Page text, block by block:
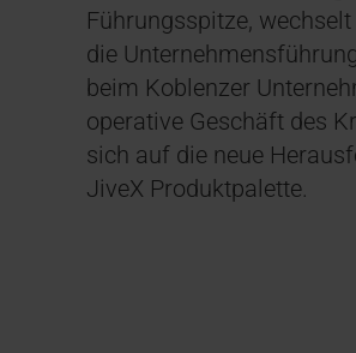
Führungsspitze,
die
beim Koblenzer
operative Geschäft des
sich auf die neue
JiveX Produktpalette.